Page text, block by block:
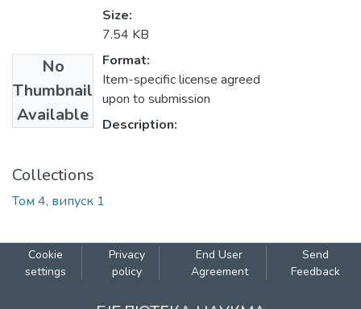
No
Thumbnail
Available
Size:
7.54 KB
Format:
Item-specific license agreed
upon to submission
Description:
Collections
Том 4, випуск 1
Cookie
settings
Privacy
policy
End User
Agreement
Send
Feedback